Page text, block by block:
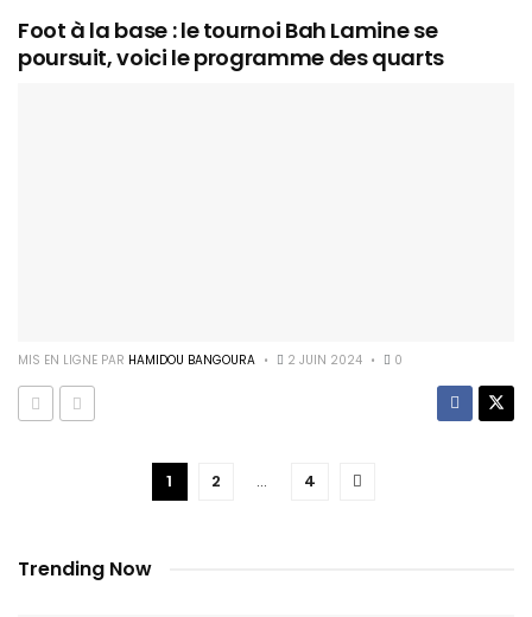
Foot à la base : le tournoi Bah Lamine se
poursuit, voici le programme des quarts
MIS EN LIGNE PAR HAMIDOU BANGOURA 2 JUIN 2024 0
1 2 … 4
Trending Now